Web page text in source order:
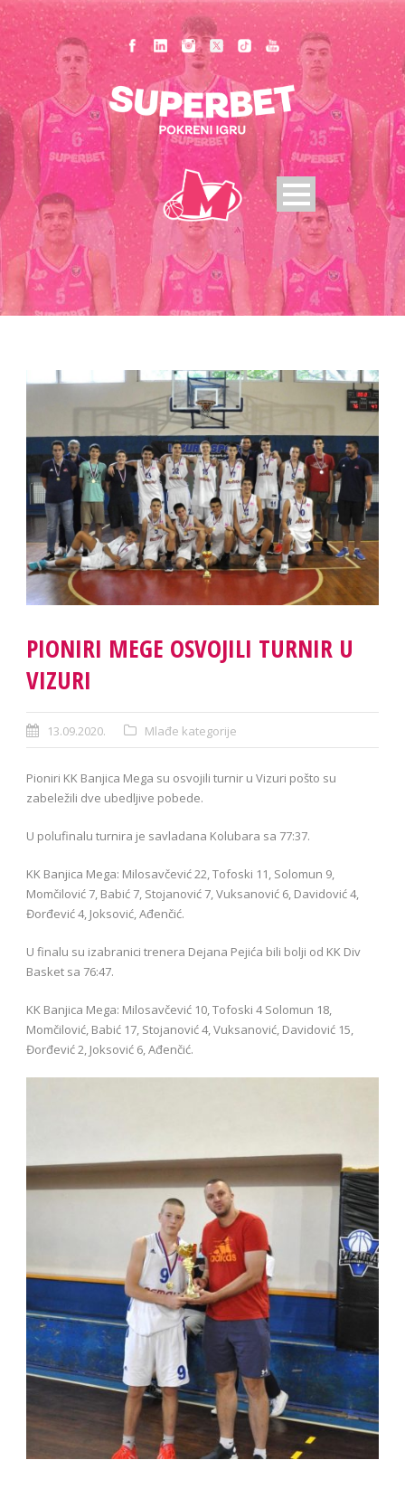
PIONIRI MEGE OSVOJILI TURNIR U
VIZURI
13.09.2020. Mlađe kategorije
Pioniri KK Banjica Mega su osvojili turnir u Vizuri pošto su
zabeležili dve ubedljive pobede.
U polufinalu turnira je savladana Kolubara sa 77:37.
KK Banjica Mega: Milosavčević 22, Tofoski 11, Solomun 9,
Momčilović 7, Babić 7, Stojanović 7, Vuksanović 6, Davidović 4,
Đorđević 4, Joksović, Ađenčić.
U finalu su izabranici trenera Dejana Pejića bili bolji od KK Div
Basket sa 76:47.
KK Banjica Mega: Milosavčević 10, Tofoski 4 Solomun 18,
Momčilović, Babić 17, Stojanović 4, Vuksanović, Davidović 15,
Đorđević 2, Joksović 6, Ađenčić.